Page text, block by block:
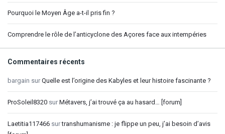
Pourquoi le Moyen Âge a-t-il pris fin ?
Comprendre le rôle de l’anticyclone des Açores face aux intempéries
Commentaires récents
bargain sur Quelle est l’origine des Kabyles et leur histoire fascinante ?
ProSoleil8320 sur Métavers, j’ai trouvé ça au hasard… [forum]
Laetitia117466 surtranshumanisme : je flippe un peu, j’ai besoin d’avis